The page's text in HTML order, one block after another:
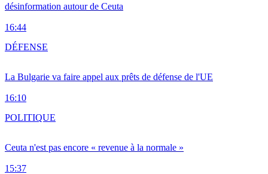
désinformation autour de Ceuta
16:44
La Bulgarie va faire appel aux prêts de défense de l'UE
16:10
DÉFENSE
Ceuta n'est pas encore « revenue à la normale »
15:37
POLITIQUE